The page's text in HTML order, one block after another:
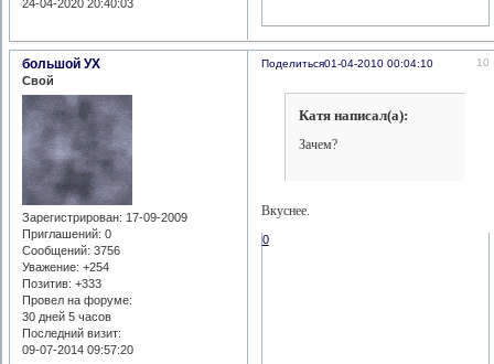
24-04-2020 20:40:03
Поделиться 10
01-04-2010 00:04:10
большой УХ
Свой
Зарегистрирован: 17-09-2009
Приглашений: 0
Сообщений: 3756
Уважение: +254
Позитив: +333
Провел на форуме:
30 дней 5 часов
Последний визит:
09-07-2014 09:57:20
Катя написал(а):
Зачем?
Вкуснее.
0